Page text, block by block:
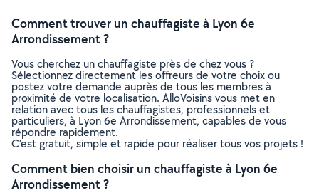
Comment trouver un chauffagiste à Lyon 6e
Arrondissement ?
Vous cherchez un chauffagiste près de chez vous ?
Sélectionnez directement les offreurs de votre choix ou
postez votre demande auprès de tous les membres à
proximité de votre localisation. AlloVoisins vous met en
relation avec tous les chauffagistes, professionnels et
particuliers, à Lyon 6e Arrondissement, capables de vous
répondre rapidement.
C’est gratuit, simple et rapide pour réaliser tous vos projets !
Comment bien choisir un chauffagiste à Lyon 6e
Arrondissement ?